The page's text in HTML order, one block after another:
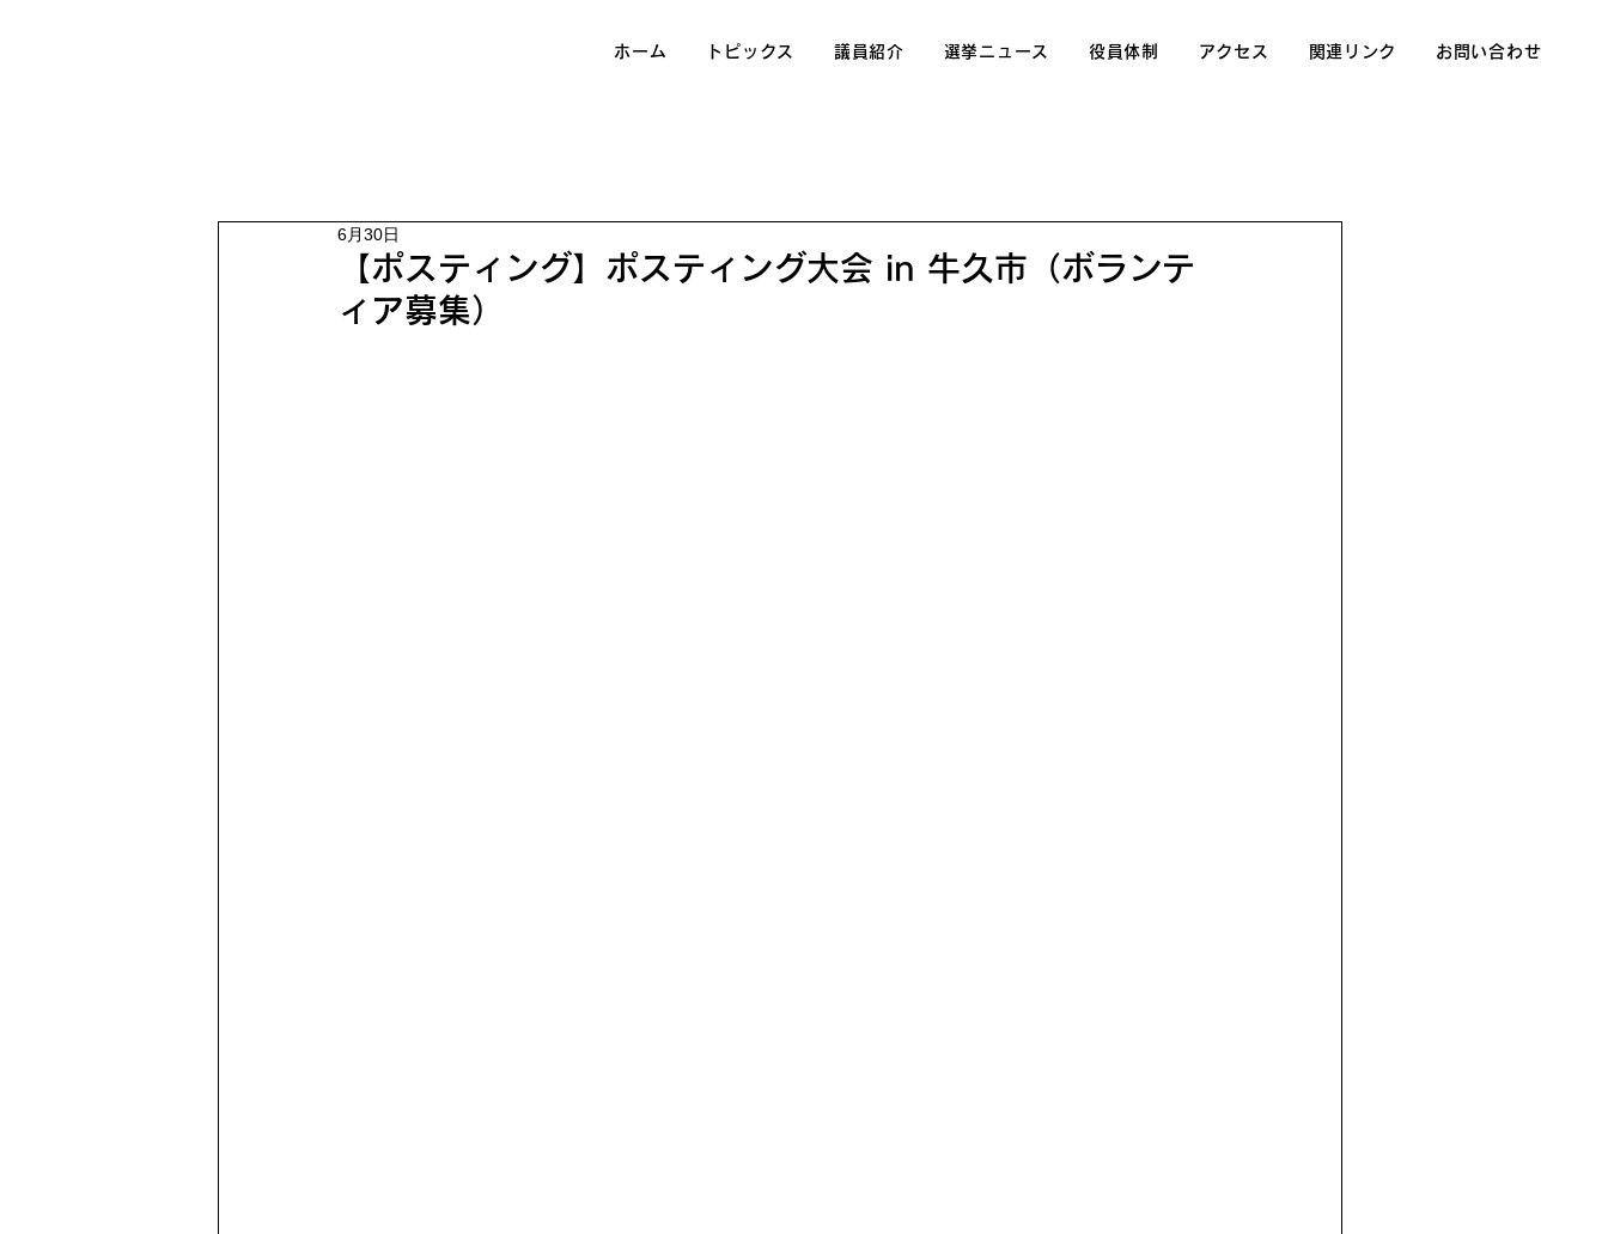
ホーム トピックス 議員紹介 選挙ニュース 役員体制 アクセス 関連リンク お問い合わせ
【ポスティング】ポスティング大会 in 牛久市（ボランテ
ィア募集）
6月30日